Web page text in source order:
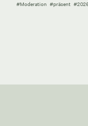
#Moderation #präsent